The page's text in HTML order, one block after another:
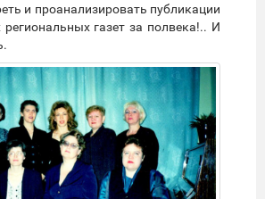
и проанализировать публикации
газет за полвека!.. И